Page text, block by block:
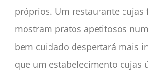
próprios. Um restaurante cujas
mostram pratos apetitosos
bem cuidado despertará mais
que um estabelecimento cujas